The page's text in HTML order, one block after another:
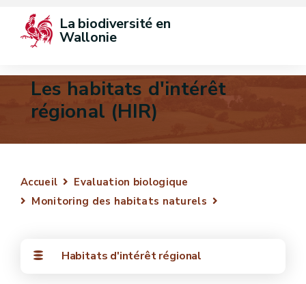
La biodiversité en
Wallonie
Les habitats d'intérêt
régional (HIR)
Accueil
Evaluation biologique
Monitoring des habitats naturels
Habitats d'intérêt régional